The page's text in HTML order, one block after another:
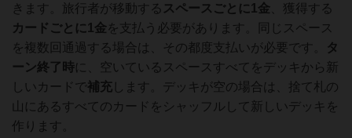
きます。旅行者が移動する スペースごとに1金 、獲得する
カードごとに1金を支払う必要があります。同じスペース
を複数回通過する場合は、その都度支払いが必要です。
タ
ーン終了時に、空いているスペースすべてをデッキから新
しいカードで補充 します。デッキが空の場合は、捨て札の
山にあるすべてのカードをシャッフルして新しいデッキを
作ります。